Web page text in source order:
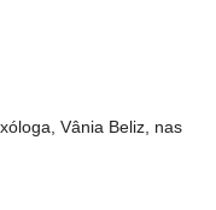
Vânia Beliz, nas